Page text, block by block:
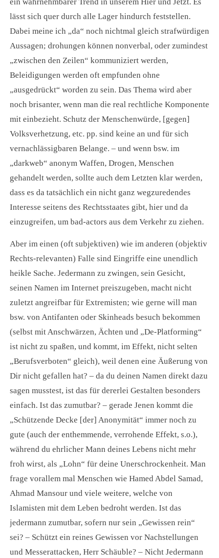
lässt sich quer durch alle Lager hindurch feststellen.
Dabei meine ich „da“ noch nichtmal gleich strafwürdigen
Aussagen; drohungen können nonverbal, oder zumindest
„zwischen den Zeilen“ kommuniziert werden,
Beleidigungen werden oft empfunden ohne
„ausgedrückt“ worden zu sein. Das Thema wird aber
noch brisanter, wenn man die real rechtliche Komponente
mit einbezieht. Schutz der Menschenwürde, [gegen]
Volksverhetzung, etc. pp. sind keine an und für sich
vernachlässigbaren Belange. – und wenn bsw. im
„darkweb“ anonym Waffen, Drogen, Menschen
gehandelt werden, sollte auch dem Letzten klar werden,
dass es da tatsächlich ein nicht ganz wegzuredendes
Interesse seitens des Rechtsstaates gibt, hier und da
einzugreifen, um bad-actors aus dem Verkehr zu ziehen.
Aber im einen (oft subjektiven) wie im anderen (objektiv
Rechts-relevanten) Falle sind Eingriffe eine unendlich
heikle Sache. Jedermann zu zwingen, sein Gesicht,
seinen Namen im Internet preiszugeben, macht nicht
zuletzt angreifbar für Extremisten; wie gerne will man
bsw. von Antifanten oder Skinheads besuch bekommen
(selbst mit Anschwärzen, Ächten und „De-Platforming“
ist nicht zu spaßen, und kommt, im Effekt, nicht selten
„Berufsverboten“ gleich), weil denen eine Äußerung von
Dir nicht gefallen hat? – da du deinen Namen direkt dazu
sagen musstest, ist das für dererlei Gestalten besonders
einfach. Ist das zumutbar? – gerade Jenen kommt die
„Schützende Decke [der] Anonymität“ immer noch zu
gute (auch der enthemmende, verrohende Effekt, s.o.),
während du ehrlicher Mann deines Lebens nicht mehr
froh wirst, als „Lohn“ für deine Unerschrockenheit. Man
frage vorallem mal Menschen wie Hamed Abdel Samad,
Ahmad Mansour und viele weitere, welche von
Islamisten mit dem Leben bedroht werden. Ist das
jedermann zumutbar, sofern nur sein „Gewissen rein“
sei? – Schützt ein reines Gewissen vor Nachstellungen
und Messerattacken, Herr Schäuble? – Nicht Jedermann